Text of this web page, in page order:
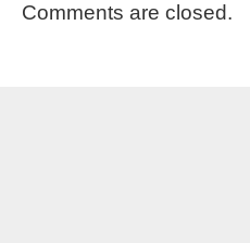
Comments are closed.